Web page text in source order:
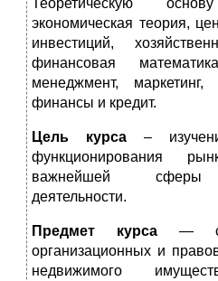
экономическая теория,
инвестиций,
финансовая
менеджмент, маркетинг,
финансы и кредит.
Цель курса–
функционирования
важнейшей сферы
деятельности.
Предмет курса —
организационных и
недвижимого